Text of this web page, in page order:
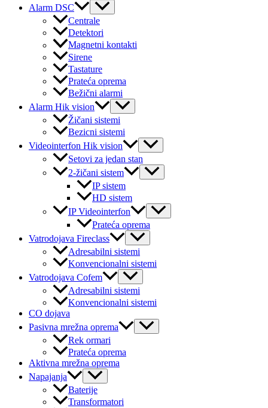
Alarm DSC
Menu
Toggle
Centrale
Detektori
Magnetni kontakti
Sirene
Tastature
Prateća oprema
Bežični alarmi
Alarm Hik vision
Menu
Toggle
Žičani sistemi
Bezicni sistemi
Videointerfon Hik vision
Menu
Toggle
Setovi za jedan stan
2-žičani sistem
Menu
Toggle
IP sistem
HD sistem
IP Videointerfon
Menu
Toggle
Prateća oprema
Vatrodojava Fireclass
Menu
Toggle
Adresabilni sistemi
Konvencionalni sistemi
Vatrodojava Cofem
Menu
Toggle
Adresabilni sistemi
Konvencionalni sistemi
CO dojava
Pasivna mrežna oprema
Menu
Toggle
Rek ormari
Prateća oprema
Aktivna mrežna oprema
Napajanja
Menu
Toggle
Baterije
Transformatori